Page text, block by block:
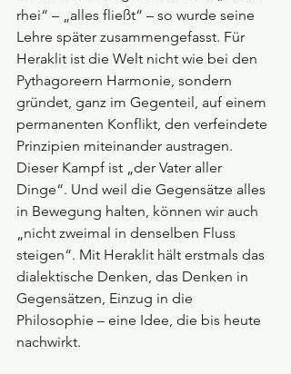
rhei“ – „alles fließt“ – so wurde seine
Lehre später zusammengefasst. Für
Heraklit ist die Welt nicht wie bei den
Pythagoreern Harmonie, sondern
gründet, ganz im Gegenteil, auf einem
permanenten Konflikt, den verfeindete
Prinzipien miteinander austragen.
Dieser Kampf ist „der Vater aller
Dinge“. Und weil die Gegensätze alles
in Bewegung halten, können wir auch
„nicht zweimal in denselben Fluss
steigen“. Mit Heraklit hält erstmals das
dialektische Denken, das Denken in
Gegensätzen, Einzug in die
Philosophie – eine Idee, die bis heute
nachwirkt.